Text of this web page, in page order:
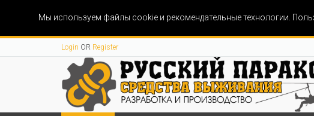
Мы используем файлы cookie и рекомендательные технологии.
Login OR Register